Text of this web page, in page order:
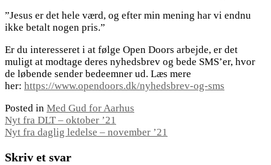
”Jesus er det hele værd, og efter min mening har vi endnu
ikke betalt nogen pris.”
Er du interesseret i at følge Open Doors arbejde, er det
muligt at modtage deres nyhedsbrev og bede SMS’er, hvor
de løbende sender bedeemner ud. Læs mere
her: https://www.opendoors.dk/nyhedsbrev-og-sms
Posted in Med Gud for Aarhus
Indlægsnavigation
Nyt fra DLT – oktober ’21
Nyt fra daglig ledelse – november ’21
Skriv et svar